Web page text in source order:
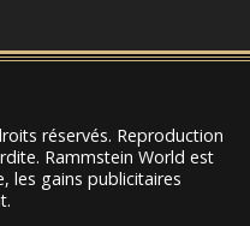
réservés. Reproduction
Rammstein World est
les gains publicitaires